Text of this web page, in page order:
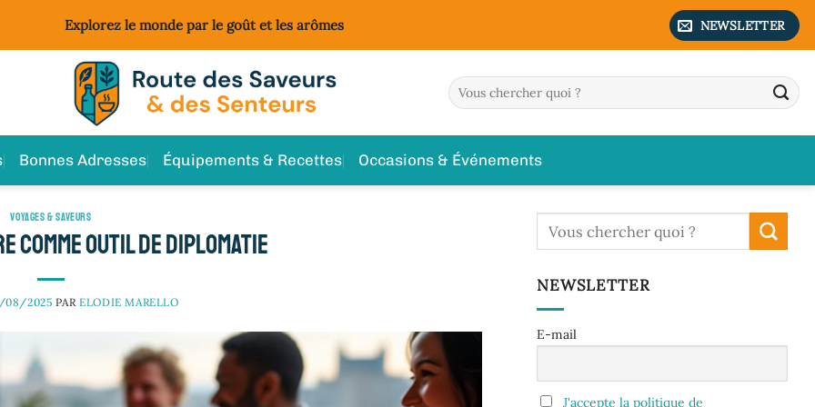
Explorez le monde par le goût et les arômes NEWSLETTER
Bonnes Adresses Équipements & Recettes Occasions & Événements
VOYAGES & SAVEURS
comme outil de diplomatie
08/2025 PARELODIE MARELLO
NEWSLETTER
E-mail
J'accepte la politique de